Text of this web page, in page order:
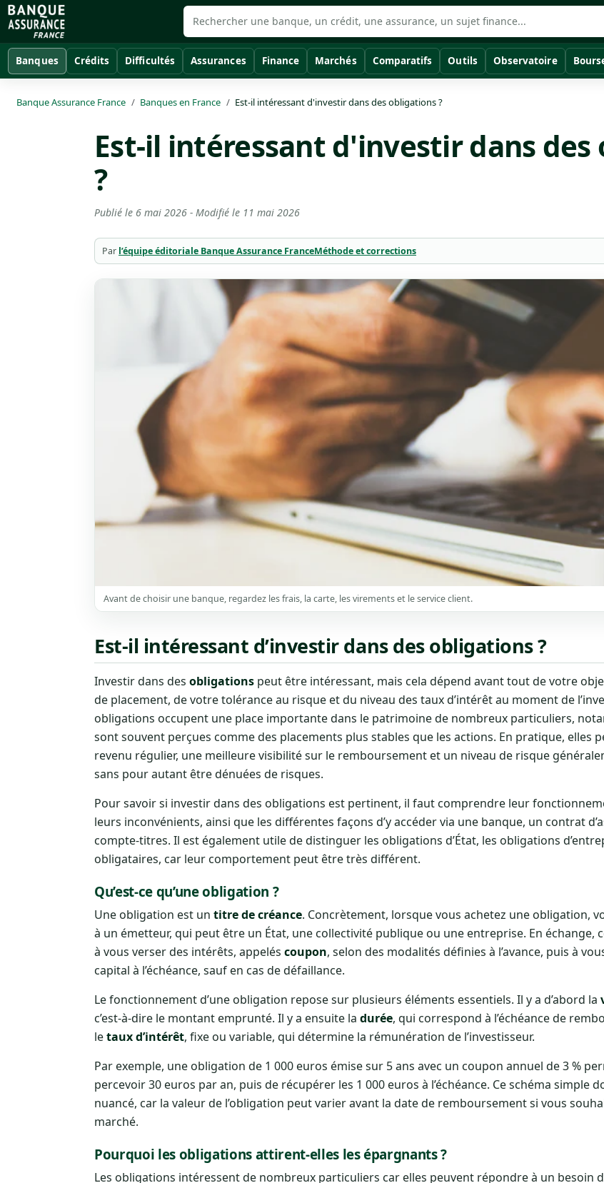
Banques Crédits Difficultés Assurances Finance Marchés Comparatifs Outils Observatoire
Banque Assurance France Banques en France Est-il intéressant d'investir dans des obligations ?
Est-il intéressant d'investir dans
?
Publié le 6 mai 2026 - Modifié le 11 mai 2026
Par l’équipe éditoriale Banque Assurance FranceMéthode et corrections
Avant de choisir une banque, regardez les frais, la carte, les virements et le service client.
Est-il intéressant d’investir dans des obligations ?
Investir dans des obligations peut être intéressant, mais cela dépend avant tout de votre
de placement, de votre tolérance au risque et du niveau des taux d’intérêt au moment de
obligations occupent une place importante dans le patrimoine de nombreux particuliers,
sont souvent perçues comme des placements plus stables que les actions. En pratique, elles
revenu régulier, une meilleure visibilité sur le remboursement et un niveau de risque
sans pour autant être dénuées de risques.
Pour savoir si investir dans des obligations est pertinent, il faut comprendre leur
leurs inconvénients, ainsi que les différentes façons d’y accéder via une banque, un contrat
compte-titres. Il est également utile de distinguer les obligations d’État, les obligations
obligataires, car leur comportement peut être très différent.
Qu’est-ce qu’une obligation ?
Une obligation est un titre de créance. Concrètement, lorsque vous achetez une obligation,
à un émetteur, qui peut être un État, une collectivité publique ou une entreprise. En échange,
à vous verser des intérêts, appelés coupon, selon des modalités définies à l’avance, puis à
capital à l’échéance, sauf en cas de défaillance.
Le fonctionnement d’une obligation repose sur plusieurs éléments essentiels. Il y a d’abord la
c’est-à-dire le montant emprunté. Il y a ensuite la durée, qui correspond à l’échéance de
letaux d’intérêt, fixe ou variable, qui détermine la rémunération de l’investisseur.
Par exemple, une obligation de 1 000 euros émise sur 5 ans avec un coupon annuel de 3 %
percevoir 30 euros par an, puis de récupérer les 1 000 euros à l’échéance. Ce schéma simple
nuancé, car la valeur de l’obligation peut varier avant la date de remboursement si vous
marché.
Pourquoi les obligations attirent-elles les épargnants ?
Les obligations intéressent de nombreux particuliers car elles peuvent répondre à un besoin